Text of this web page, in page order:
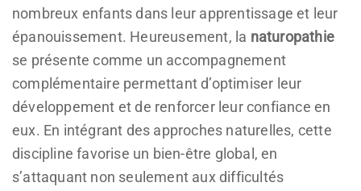
nombreux enfants dans leur apprentissage et leur
épanouissement. Heureusement, la naturopathie
se présente comme un accompagnement
complémentaire permettant d’optimiser leur
développement et de renforcer leur confiance en
eux. En intégrant des approches naturelles, cette
discipline favorise un bien-être global, en
s’attaquant non seulement aux difficultés